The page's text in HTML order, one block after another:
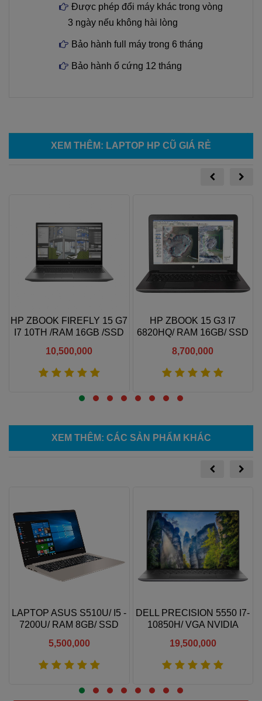
Được phép đổi máy khác trong vòng
3 ngày nếu không hài lòng
Bảo hành full máy trong 6 tháng
Bảo hành ổ cứng 12 tháng
XEM THÊM: LAPTOP HP CŨ GIÁ RẺ
HP ZBOOK FIREFLY 15 G7
I7 10TH /RAM 16GB /SSD
10,500,000
Xem thêm
HP ZBOOK 15 G3 I7
6820HQ/ RAM 16GB/ SSD
M2000M/ 15.6"FHD
8,700,000
Xem thêm
XEM THÊM: CÁC SẢN PHẨM KHÁC
LAPTOP ASUS S510U/ I5 -
7200U/ RAM 8GB/ SSD
5,500,000
Xem thêm
DELL PRECISION 5550 I7-
10850H/ VGA NVIDIA
1000GB/ 15.6"FHD IPS
19,500,000
Xem thêm